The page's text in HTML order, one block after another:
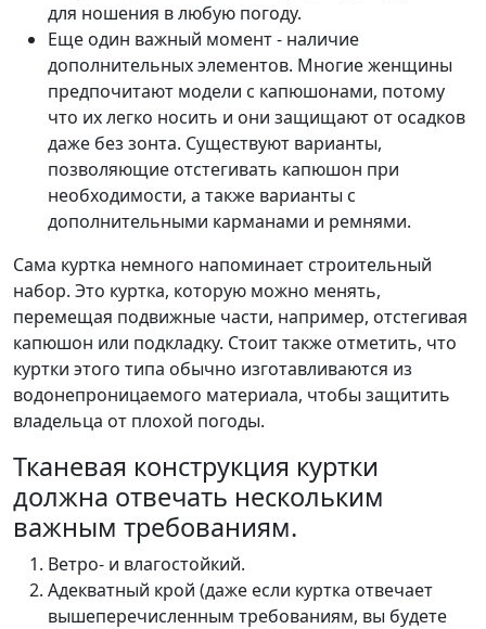
для ношения в любую погоду.
Еще один важный момент - наличие
дополнительных элементов. Многие женщины
предпочитают модели с капюшонами, потому
что их легко носить и они защищают от осадков
даже без зонта. Существуют варианты,
позволяющие отстегивать капюшон при
необходимости, а также варианты с
дополнительными карманами и ремнями.
Сама куртка немного напоминает строительный
набор. Это куртка, которую можно менять,
перемещая подвижные части, например, отстегивая
капюшон или подкладку. Стоит также отметить, что
куртки этого типа обычно изготавливаются из
водонепроницаемого материала, чтобы защитить
владельца от плохой погоды.
Тканевая конструкция куртки
должна отвечать нескольким
важным требованиям.
Ветро- и влагостойкий.
Адекватный крой (даже если куртка отвечает
вышеперечисленным требованиям, вы будете